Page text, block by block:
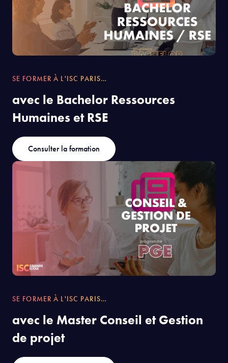
SE FORMER À L'ISC PARIS…
avec le Bachelor Ressources
Humaines et RSE
Consulter la formation
SE FORMER À L'ISC PARIS…
avec le Master Conseil et Gestion
de projet